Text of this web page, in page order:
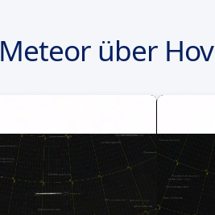
Meteor über Hov